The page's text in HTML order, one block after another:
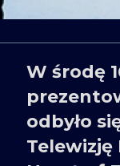
W środę
odbyło